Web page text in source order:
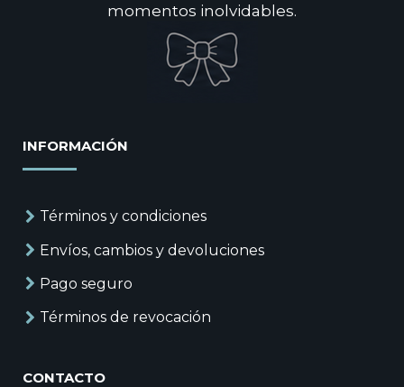
momentos inolvidables.
INFORMACIÓN
Términos y condiciones
Envíos, cambios y devoluciones
Pago seguro
Términos de revocación
CONTACTO